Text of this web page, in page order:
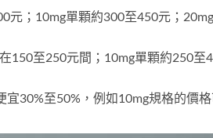
元；10mg單顆約300至450元；
150至250元間；10mg單顆約250至
30%至50%，例如10mg規格的價